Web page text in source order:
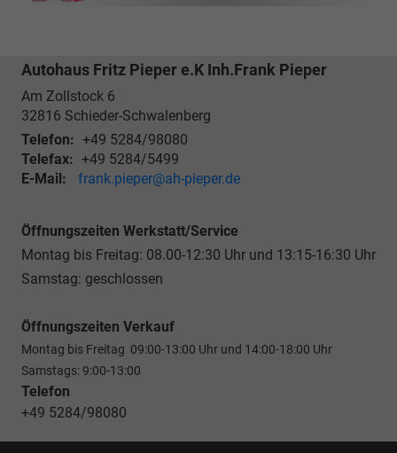
Autohaus Fritz Pieper e.K Inh.Frank Pieper
Am Zollstock 6
32816 Schieder-Schwalenberg
Telefon: +49 5284/98080
Telefax: +49 5284/5499
E-Mail:
frank.pieper@ah-pieper.de
Öffnungszeiten Werkstatt/Service
Montag bis Freitag: 08.00-12:30 Uhr und 13:15-16:30 Uhr
Samstag: geschlossen
Öffnungszeiten Verkauf
Montag bis Freitag 09:00-13:00 Uhr und 14:00-18:00 Uhr
Samstags: 9:00-13:00
Telefon
+49 5284/98080